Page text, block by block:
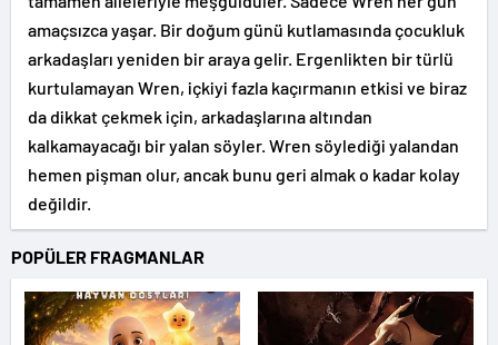
amaçsızca yaşar. Bir doğum günü kutlamasında çocukluk
arkadaşları yeniden bir araya gelir. Ergenlikten bir türlü
kurtulamayan Wren, içkiyi fazla kaçırmanın etkisi ve biraz
da dikkat çekmek için, arkadaşlarına altından
kalkamayacağı bir yalan söyler. Wren söylediği yalandan
hemen pişman olur, ancak bunu geri almak o kadar kolay
değildir.
POPÜLER FRAGMANLAR